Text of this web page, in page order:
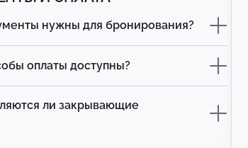
нужны для бронирования?
оплаты доступны?
ли закрывающие